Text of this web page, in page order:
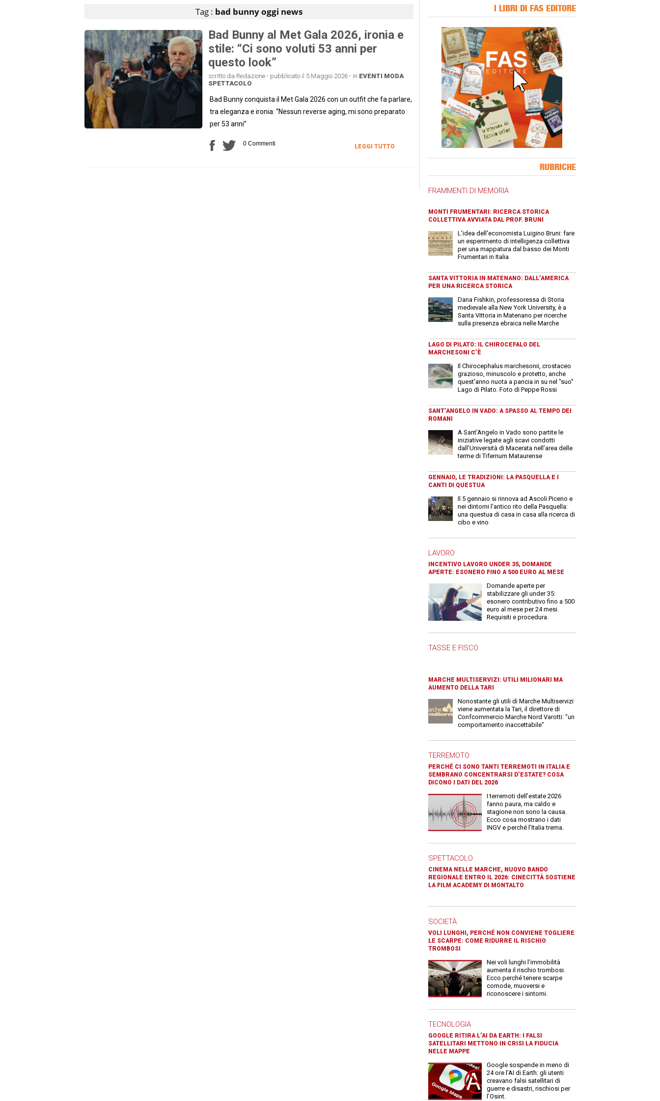
Tag : bad bunny oggi news
Bad Bunny al Met Gala 2026, ironia e
stile: “Ci sono voluti 53 anni per
questo look”
scritto da Redazione - pubblicato il 5 Maggio 2026 - in EVENTI MODA
SPETTACOLO
Bad Bunny conquista il Met Gala 2026 con un outfit che fa parlare,
tra eleganza e ironia: “Nessun reverse aging, mi sono preparato
per 53 anni”
0 Commenti LEGGI TUTTO
I LIBRI DI FAS EDITORE
RUBRICHE
FRAMMENTI DI MEMORIA
MONTI FRUMENTARI: RICERCA STORICA
COLLETTIVA AVVIATA DAL PROF. BRUNI
L'idea dell'economista Luigino Bruni: fare
un esperimento di intelligenza collettiva
per una mappatura dal basso dei Monti
Frumentari in Italia
SANTA VITTORIA IN MATENANO: DALL’AMERICA
PER UNA RICERCA STORICA
Dana Fishkin, professoressa di Storia
medievale alla New York University, è a
Santa Vittoria in Matenano per ricerche
sulla presenza ebraica nelle Marche
LAGO DI PILATO: IL CHIROCEFALO DEL
MARCHESONI C’È
Il Chirocephalus marchesonii, crostaceo
grazioso, minuscolo e protetto, anche
quest'anno nuota a pancia in su nel "suo"
Lago di Pilato. Foto di Peppe Rossi
SANT’ANGELO IN VADO: A SPASSO AL TEMPO DEI
ROMANI
A Sant’Angelo in Vado sono partite le
iniziative legate agli scavi condotti
dall’Università di Macerata nell’area delle
terme di Tifernum Mataurense
GENNAIO, LE TRADIZIONI: LA PASQUELLA E I
CANTI DI QUESTUA
Il 5 gennaio si rinnova ad Ascoli Piceno e
nei dintorni l'antico rito della Pasquella:
una questua di casa in casa alla ricerca di
cibo e vino
LAVORO
INCENTIVO LAVORO UNDER 35, DOMANDE
APERTE: ESONERO FINO A 500 EURO AL MESE
Domande aperte per
stabilizzare gli under 35:
esonero contributivo fino a 500
euro al mese per 24 mesi.
Requisiti e procedura.
TASSE E FISCO
MARCHE MULTISERVIZI: UTILI MILIONARI MA
AUMENTO DELLA TARI
Nonostante gli utili di Marche Multiservizi
viene aumentata la Tari, il direttore di
Confcommercio Marche Nord Varotti: "un
comportamento inaccettabile"
TERREMOTO
PERCHÉ CI SONO TANTI TERREMOTI IN ITALIA E
SEMBRANO CONCENTRARSI D’ESTATE? COSA
DICONO I DATI DEL 2026
I terremoti dell’estate 2026
fanno paura, ma caldo e
stagione non sono la causa.
Ecco cosa mostrano i dati
INGV e perché l’Italia trema.
SPETTACOLO
CINEMA NELLE MARCHE, NUOVO BANDO
REGIONALE ENTRO IL 2026: CINECITTÀ SOSTIENE
LA FILM ACADEMY DI MONTALTO
SOCIETÀ
VOLI LUNGHI, PERCHÉ NON CONVIENE TOGLIERE
LE SCARPE: COME RIDURRE IL RISCHIO
TROMBOSI
Nei voli lunghi l’immobilità
aumenta il rischio trombosi.
Ecco perché tenere scarpe
comode, muoversi e
riconoscere i sintomi.
TECNOLOGIA
GOOGLE RITIRA L’AI DA EARTH: I FALSI
SATELLITARI METTONO IN CRISI LA FIDUCIA
NELLE MAPPE
Google sospende in meno di
24 ore l’AI di Earth: gli utenti
creavano falsi satellitari di
guerre e disastri, rischiosi per
l’Osint.